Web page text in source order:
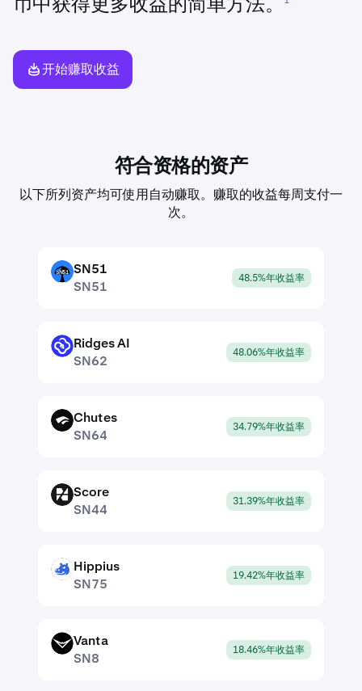
币中获得更多收益的简单方法。
开始赚取收益
符合资格的资产
以下所列资产均可使用自动赚取。赚取的收益每周支付一
次。
SN51
SN51
SN51
48.5%年收益率
SN62
Ridges AI
SN62
48.06%年收益率
SN64
Chutes
SN64
34.79%年收益率
SN44
Score
SN44
31.39%年收益率
SN75
Hippius
SN75
19.42%年收益率
SN8
Vanta
SN8
18.46%年收益率